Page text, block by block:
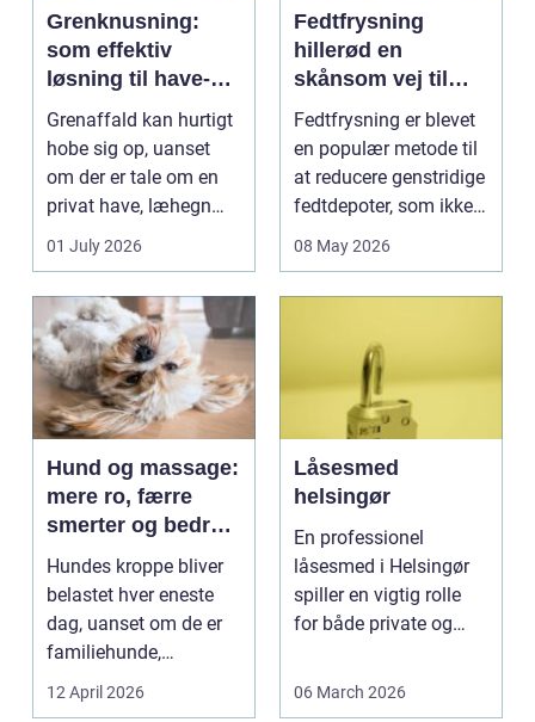
Grenknusning:
som effektiv
løsning til have-
og skovaffald
Grenaffald kan hurtigt
hobe sig op, uanset
om der er tale om en
privat have, læhegn
langs mark...
01 July 2026
Fedtfrysning
hillerød en
skånsom vej til
reduktion af lokale
fedtdepoter
Fedtfrysning er blevet
en populær metode til
at reducere genstridige
fedtdepoter, som ikke
reagerer ...
08 May 2026
Hund og massage:
mere ro, færre
smerter og bedre
bevægelse
Hundes kroppe bliver
belastet hver eneste
dag, uanset om de er
familiehunde,
jagthunde,
konkurrenceh...
12 April 2026
Låsesmed
helsingør
En professionel
låsesmed i Helsingør
spiller en vigtig rolle
for både private og
06 March 2026